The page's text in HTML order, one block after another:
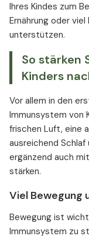
Ihres Kindes zum
Ernährung oder
unterstützen.
So stärken
Kinders
Vor allem in den
Immunsystem von
frischen Luft, eine
ausreichend
ergänzend auch
stärken.
Viel Bewegung
Bewegung ist
Immunsystem zu